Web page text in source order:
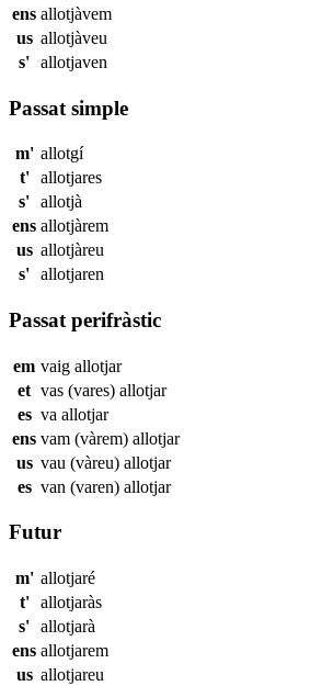
ens allotjàvem
us allotjàveu
s' allotjaven
Passat simple
m' allotgí
t'
allotjares
s' allotjà
ens allotjàrem
us allotjàreu
s' allotjaren
Passat perifràstic
em vaig allotjar
et vas (vares) allotjar
es va allotjar
ens vam (vàrem) allotjar
us vau (vàreu) allotjar
es van (varen) allotjar
Futur
m' allotjaré
t'
allotjaràs
s' allotjarà
ens allotjarem
us allotjareu